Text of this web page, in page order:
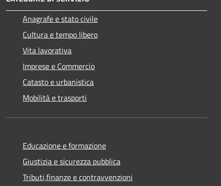
Anagrafe e stato civile
Cultura e tempo libero
Vita lavorativa
Imprese e Commercio
Catasto e urbanistica
Mobilità e trasporti
Educazione e formazione
Giustizia e sicurezza pubblica
Tributi,finanze e contravvenzioni